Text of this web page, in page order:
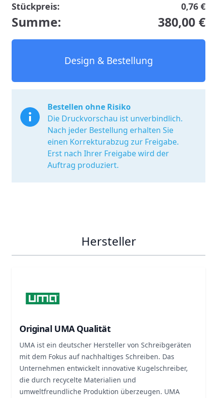
Stückpreis: 0,76 €
Summe: 380,00 €
Design & Bestellung
Bestellen ohne Risiko
Die Druckvorschau ist unverbindlich.
Nach jeder Bestellung erhalten Sie
einen Korrekturabzug zur Freigabe.
Erst nach Ihrer Freigabe wird der
Auftrag produziert.
Hersteller
Original UMA Qualität
UMA ist ein deutscher Hersteller von Schreibgeräten
mit dem Fokus auf nachhaltiges Schreiben. Das
Unternehmen entwickelt innovative Kugelschreiber,
die durch recycelte Materialien und
umweltfreundliche Produktion überzeugen. UMA